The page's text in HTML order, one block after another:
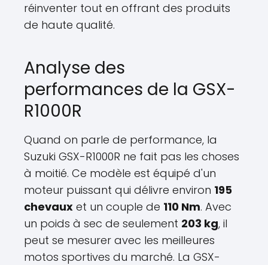
réinventer tout en offrant des produits
de haute qualité.
Analyse des
performances de la GSX-
R1000R
Quand on parle de performance, la
Suzuki GSX-R1000R ne fait pas les choses
à moitié. Ce modèle est équipé d'un
moteur puissant qui délivre environ 195
chevaux et un couple de 110 Nm. Avec
un poids à sec de seulement 203 kg, il
peut se mesurer avec les meilleures
motos sportives du marché. La GSX-